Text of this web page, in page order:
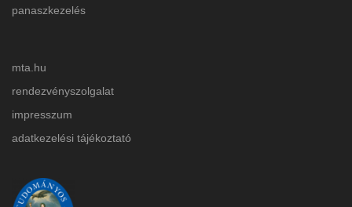
panaszkezelés
mta.hu
rendezvényszolgalat
impresszum
adatkezelési tájékoztató